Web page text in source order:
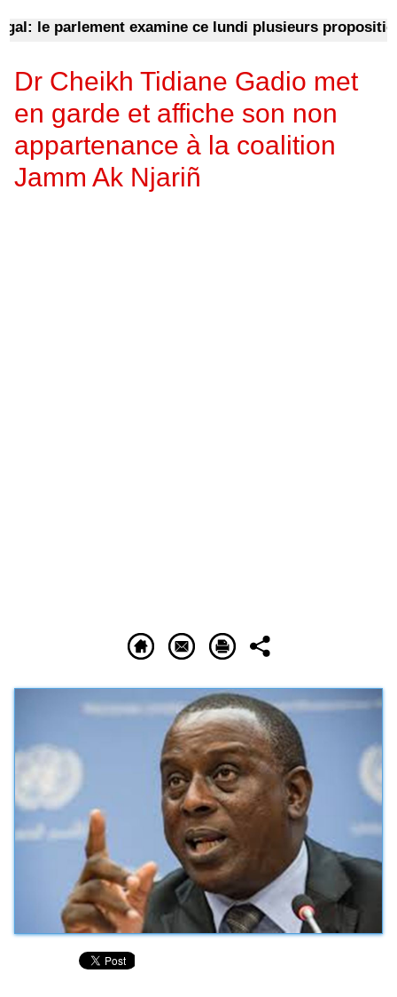
le parlement examine ce lundi plusieurs propositions
​Dr Cheikh Tidiane Gadio met
en garde et affiche son non
appartenance à la coalition
Jamm Ak Njariñ